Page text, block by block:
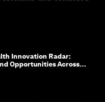
Innovation Radar:
Opportunities Across